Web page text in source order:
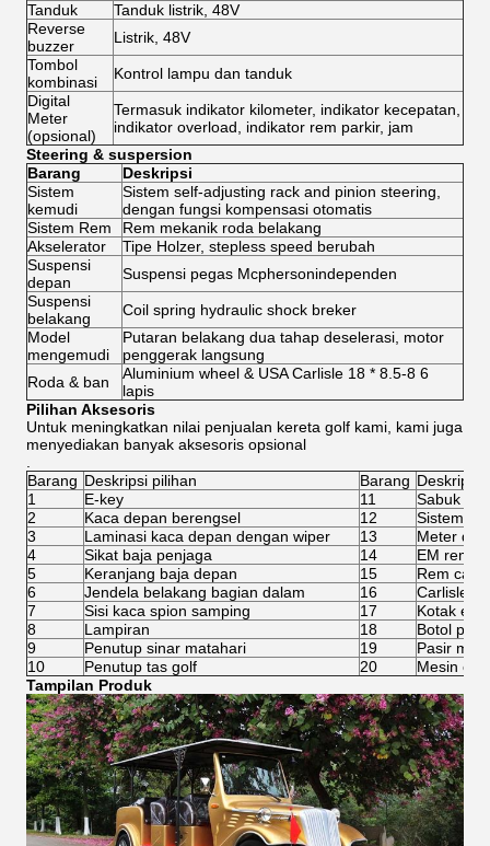
Tanduk
Tanduk listrik, 48V
Reverse
buzzer
Listrik, 48V
Tombol
kombinasi
Kontrol lampu dan tanduk
Digital
Meter
(opsional)
Termasuk indikator kilometer, indikator kecepatan,
indikator overload, indikator rem parkir, jam
Steering & suspersion
Barang
Deskripsi
Sistem
kemudi
Sistem self-adjusting rack and pinion steering,
dengan fungsi kompensasi otomatis
Sistem Rem
Rem mekanik roda belakang
Akselerator
Tipe Holzer, stepless speed berubah
Suspensi
depan
Suspensi pegas Mcphersonindependen
Suspensi
belakang
Coil spring hydraulic shock breker
Model
mengemudi
Putaran belakang dua tahap deselerasi, motor
penggerak langsung
Roda & ban
Aluminium wheel & USA Carlisle 18 * 8.5-8 6
lapis
Pilihan Aksesoris
Untuk meningkatkan nilai penjualan kereta golf kami, kami juga
menyediakan banyak aksesoris opsional
Barang Deskripsi pilihan Barang Deskripsi
1
E-key 11
Sabuk
2
Kaca depan berengsel 12
Sistem isi
3
Laminasi kaca depan dengan wiper 13
Meter
4
Sikat baja penjaga 14
EM rem
5
Keranjang baja depan 15
Rem
6
Jendela belakang bagian dalam 16
Carlisle
7
Sisi kaca spion samping 17
Kotak es
8
Lampiran 18
Botol pasir
9
Penutup sinar matahari 19
Pasir
10
Penutup tas golf 20
Mesin
Tampilan Produk